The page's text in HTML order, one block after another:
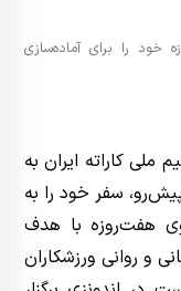
کاراته ایران نخستین روز از اردوی7روزه خود را برای آماده‌سازی
ملی کاراته ایران به
سفر خود را به
هفت‌روزه با هدف
و روانی ورزشکاران